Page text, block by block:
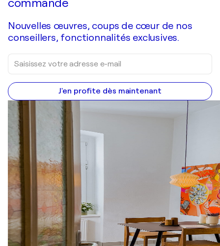
commande
Nouvelles œuvres, coups de cœur de nos
conseillers, fonctionnalités exclusives.
J'en profite dès maintenant